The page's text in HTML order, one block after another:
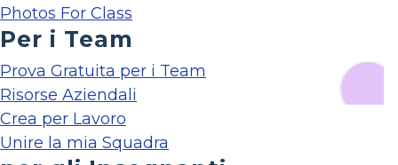
Photos For Class
Per i Team
Prova Gratuita per i Team
Risorse Aziendali
Crea per Lavoro
Unire la mia Squadra